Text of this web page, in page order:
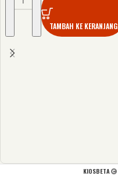
TAMBAH KE KERANJANG
KIOSBETA